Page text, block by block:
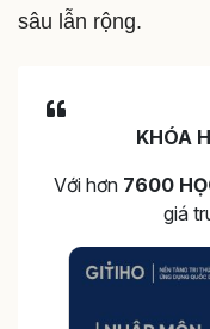
sâu lẫn rộng.
KHÓA
Với hơn 7600
giá